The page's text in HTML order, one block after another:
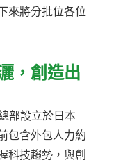
來將分批位各位
，創造出
部設立於日本
包含外包人力約
科技趨勢，與創